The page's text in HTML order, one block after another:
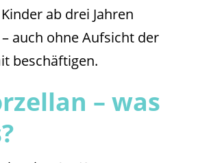
ab drei Jahren
auch ohne Aufsicht der
beschäftigen.
– was